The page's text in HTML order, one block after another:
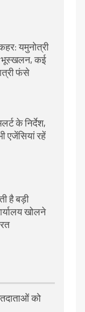
यमुनोत्री
भूस्खलन, कई
फंसे
के निर्देश,
एजेंसियां रहें
है बड़ी
खोलने
को